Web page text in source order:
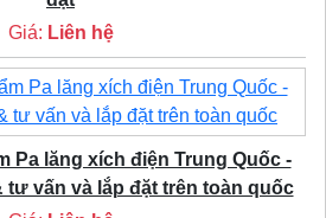
Giá: Liên hệ
Pa lăng xích điện Trung Quốc -
tư vấn và lắp đặt trên toàn quốc